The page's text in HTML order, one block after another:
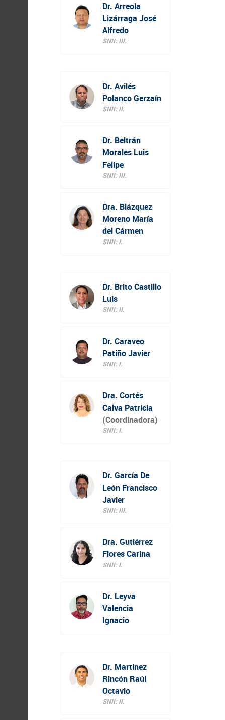
Dr. Arreola
Lizárraga José
Alfredo
SNII: III.
Dr. Avilés
Polanco Gerzaín
SNII: II.
Dr. Beltrán
Morales Luis
Felipe
SNII: III.
Dra. Blázquez
Moreno María
del Cármen
SNII: I.
Dr. Brito Castillo
Luis
SNII: II.
Dr. Caraveo
Patiño Javier
SNII: I.
Dra. Cortés
Calva Patricia
(Coordinadora)
SNII: I.
Dr. García De
León Francisco
Javier
SNII: III.
Dra. Gutiérrez
Flores Carina
SNII: I.
Dr. Leyva
Valencia
Ignacio
Dr. Martínez
Rincón Raúl
Octavio
SNII: II.